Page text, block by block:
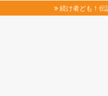
続け者ども！伝